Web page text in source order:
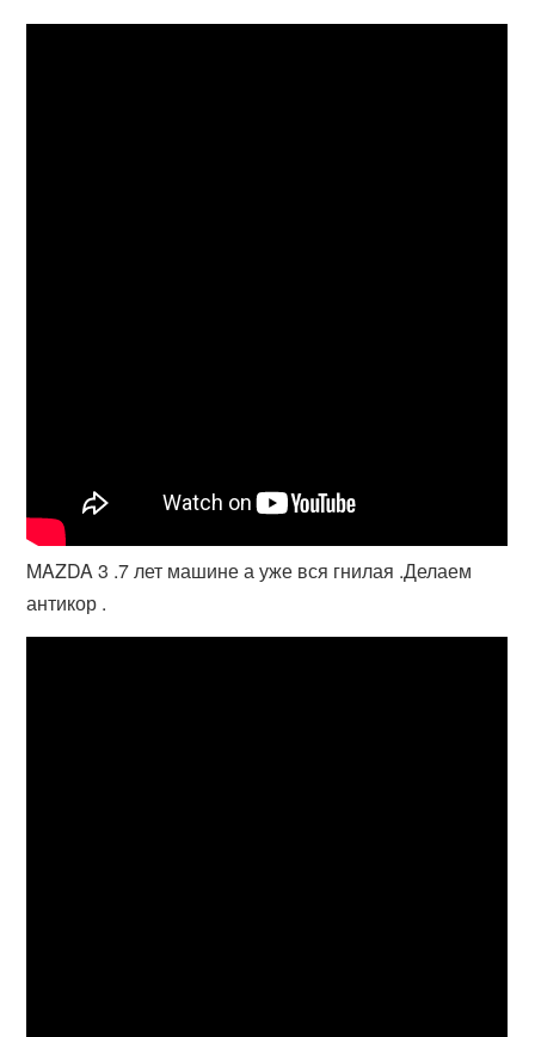
MAZDA 3 .7 лет машине а уже вся гнилая .Делаем
антикор .